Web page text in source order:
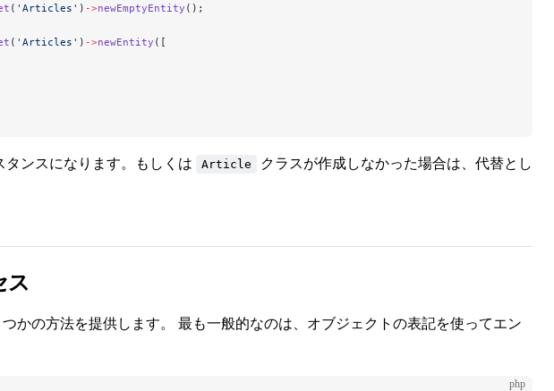
( 'Articles' ) ->newEmptyEntity ();
( 'Articles' ) ->newEntity ([
タンスになります。もしくは Article
クラスが作成しなかった場合は、代替とし
ス
かの方法を提供します。 最も一般的なのは、オブジェクトの表記を使ってエン
php